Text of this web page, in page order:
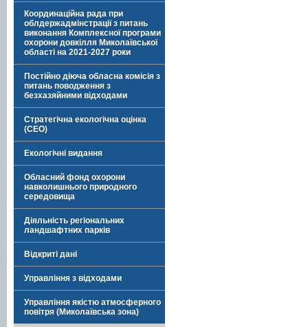
Координаційна рада при
облдержадмінстрації з питань
виконання Комплексної програми
охорони довкілля Миколаївської
області на 2021-2027 роки
Постійно діюча обласна комісія з
питань поводження з
безхазяйними відходами
Стратегічна екологічна оцінка
(СЕО)
Екологічні видання
Обласний фонд охорони
навколишнього природного
середовища
Діяльність регіональних
ландшафтних парків
Відкриті дані
Управління з відходами
Управління якістю атмосферного
повітря (Миколаївська зона)